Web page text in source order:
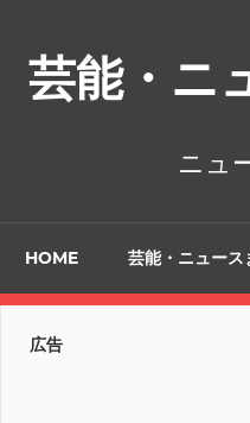
芸能・ニ
ニュ
HOME 芸能・ニュース
広告